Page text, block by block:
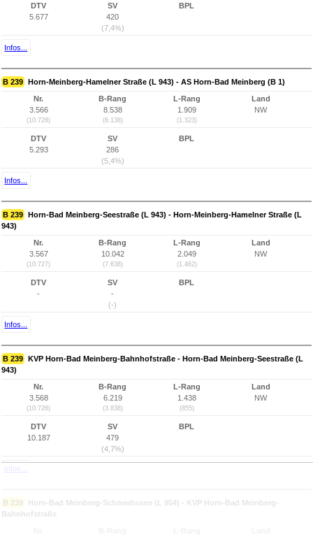
DTV
5.677
SV
420
(7,4%)
BPL
Infos...
B 239 Horn-Meinberg-Hamelner Straße (L 943) - AS Horn-Bad Meinberg (B 1)
Nr.
3.566
(10.728)
B-Rang
8.538
(6.138)
L-Rang
1.909
(1.323)
Land
NW
DTV
5.293
SV
286
(5,4%)
BPL
Infos...
B 239 Horn-Bad Meinberg-Seestraße (L 943) - Horn-Meinberg-Hamelner Straße (L
943)
Nr.
3.567
(10.727)
B-Rang
10.042
(7.638)
L-Rang
2.049
(1.462)
Land
NW
DTV
-
SV
-
(-)
BPL
Infos...
B 239 KVP Horn-Bad Meinberg-Bahnhofstraße - Horn-Bad Meinberg-Seestraße (L
943)
Nr.
3.568
(10.726)
B-Rang
6.219
(3.838)
L-Rang
1.438
(855)
Land
NW
DTV
10.187
SV
479
(4,7%)
BPL
Infos...
B 239
Horn-Bad Meinberg-Schmedissen (L 954) - KVP Horn-Bad Meinberg-
Bahnhofstraße